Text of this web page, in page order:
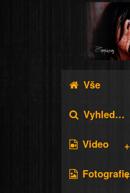
Vše
Vyhledávání
Video
Fotografie